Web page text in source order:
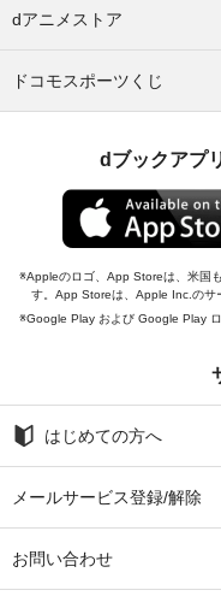
dアニメストア
ドコモスポーツくじ
dブックアプ
Appleのロゴ、App Storeは、米国
す。App Storeは、Apple Inc.のサ
Google Play および Google Play
はじめての方へ
メールサービス登録/解除
お問い合わせ